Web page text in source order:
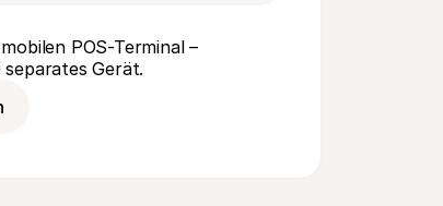
POS-Terminal –
Gerät.